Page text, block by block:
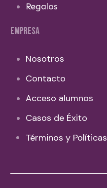
Regalos
EMPRESA
Nosotros
Contacto
Acceso alumnos
Casos de Éxito
Términos y Políticas